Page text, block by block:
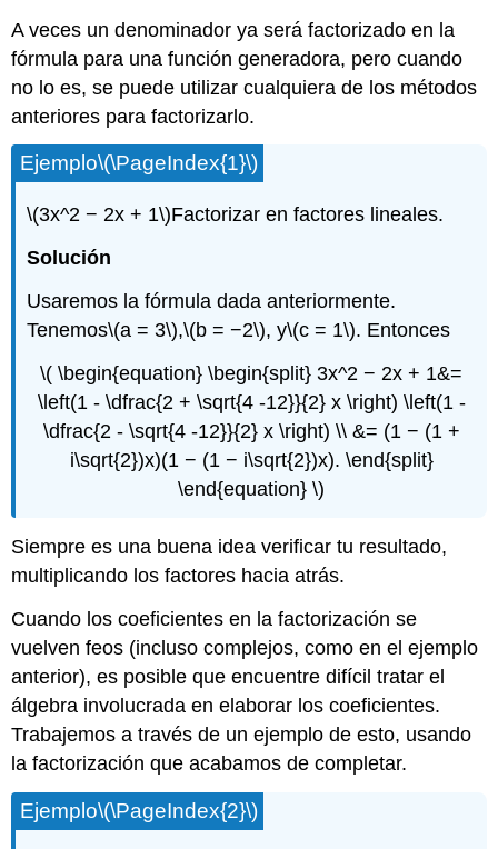
A veces un denominador ya será factorizado en la
fórmula para una función generadora, pero cuando
no lo es, se puede utilizar cualquiera de los métodos
anteriores para factorizarlo.
Ejemplo\(\PageIndex{1}\)
\(3x^2 − 2x + 1\)Factorizar en factores lineales.
Solución
Usaremos la fórmula dada anteriormente.
Tenemos\(a = 3\),\(b = −2\), y\(c = 1\). Entonces
\( \begin{equation} \begin{split} 3x^2 − 2x + 1&=
\left(1 - \dfrac{2 + \sqrt{4 -12}}{2} x \right) \left(1 -
\dfrac{2 - \sqrt{4 -12}}{2} x \right) \\ &= (1 − (1 +
i\sqrt{2})x)(1 − (1 − i\sqrt{2})x). \end{split}
\end{equation} \)
Siempre es una buena idea verificar tu resultado,
multiplicando los factores hacia atrás.
Cuando los coeficientes en la factorización se
vuelven feos (incluso complejos, como en el ejemplo
anterior), es posible que encuentre difícil tratar el
álgebra involucrada en elaborar los coeficientes.
Trabajemos a través de un ejemplo de esto, usando
la factorización que acabamos de completar.
Ejemplo\(\PageIndex{2}\)